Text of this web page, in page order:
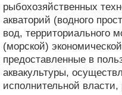
рыбохозяйственных
акваторий (водного
вод, территориального
(морской)
предоставленные в
аквакультуры,
исполнительной власти,